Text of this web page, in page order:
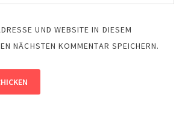
UND WEBSITE IN DIESEM
NÄCHSTEN KOMMENTAR SPEICHERN.